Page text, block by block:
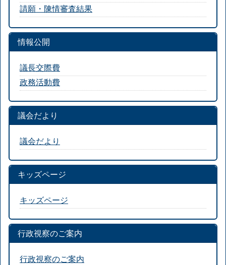
請願・陳情審査結果
情報公開
議長交際費
政務活動費
議会だより
議会だより
キッズページ
キッズページ
行政視察のご案内
行政視察のご案内